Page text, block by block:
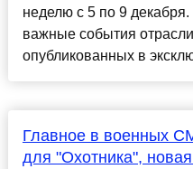
неделю с 5 по 9
важные события
опубликованных в
Главное в военных
для "Охотника",